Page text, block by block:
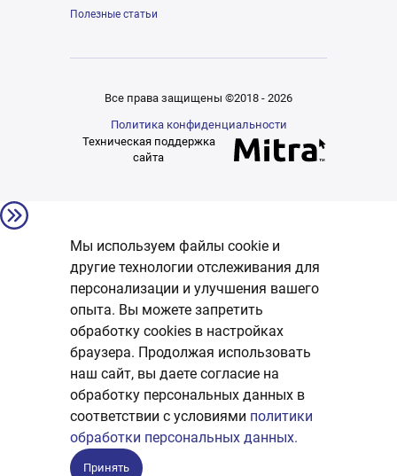
Полезные статьи
Все права защищены ©2018 - 2026
Политика конфиденциальности
Техническая поддержка
сайта
Мы используем файлы cookie и
другие технологии отслеживания для
персонализации и улучшения вашего
опыта. Вы можете запретить
обработку сookies в настройках
браузера. Продолжая использовать
наш сайт, вы даете согласие на
обработку персональных данных в
соответствии с условиями политики
обработки персональных данных.
Принять